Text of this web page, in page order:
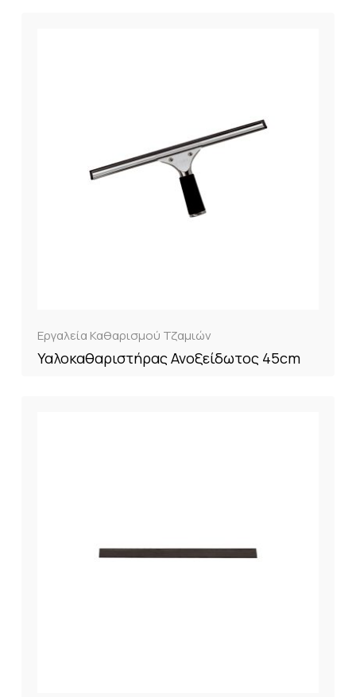
Εργαλεία Καθαρισμού Τζαμιών
Υαλοκαθαριστήρας Ανοξείδωτος 45cm